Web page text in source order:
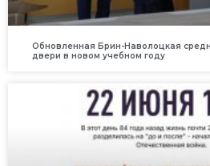
Обновленная Брин-Наволоцкая
двери в новом учебном году